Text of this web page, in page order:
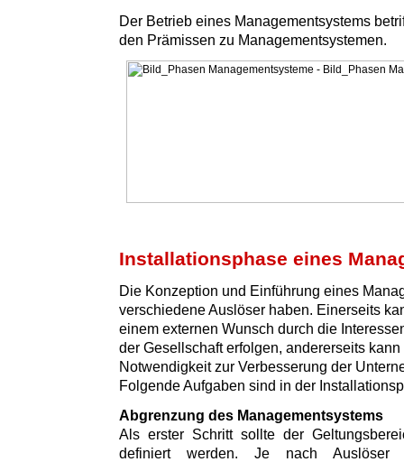
Der Betrieb eines Managementsystems
den Prämissen zu Managementsystemen.
Installationsphase eines
Die Konzeption und Einführung eines
verschiedene Auslöser haben. Einerseits
einem externen Wunsch durch die
der Gesellschaft erfolgen, andererseits
Notwendigkeit zur Verbesserung der
Folgende Aufgaben sind in der
Abgrenzung des Managementsystems
Als erster Schritt sollte der
definiert werden. Je nach